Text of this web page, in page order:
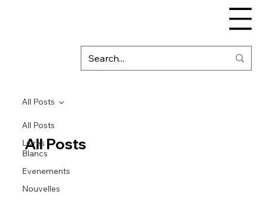
All Posts
Livres
Blancs
Evenements
Nouvelles
All Posts
All Posts